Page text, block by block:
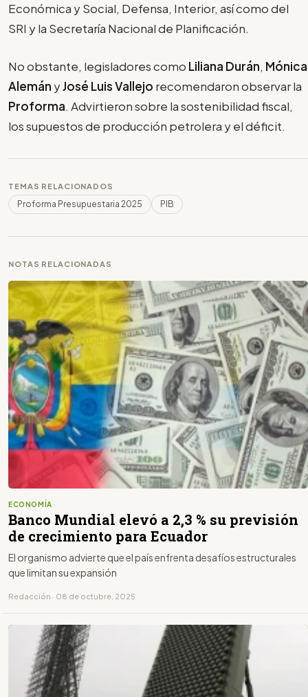
Económica y Social, Defensa, Interior, así como del
SRI y la Secretaría Nacional de Planificación.
No obstante, legisladores como Liliana Durán, Mónica
Alemán yJosé Luis Vallejo recomendaron observar la
Proforma. Advirtieron sobre la sostenibilidad fiscal,
los supuestos de producción petrolera y el déficit.
TEMAS RELACIONADOS
Proforma Presupuestaria 2025 PIB
NOTAS RELACIONADAS
ECONOMÍA
Banco Mundial elevó a 2,3 % su previsión
de crecimiento para Ecuador
El organismo advierte que el país enfrenta desafíos estructurales
que limitan su expansión
Redacción · 08 de octubre, 2025